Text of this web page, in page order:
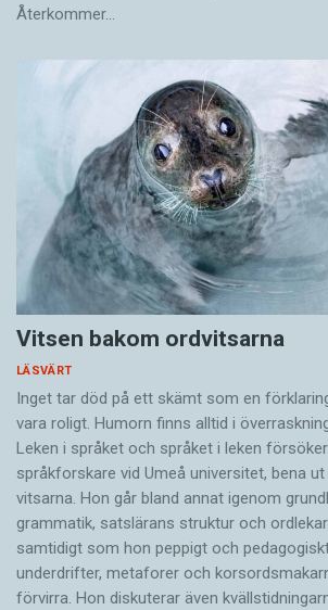
Återkommer…
Vitsen bakom ordvitsarna
LÄSVÄRT
Inget tar död på ett skämt som en
vara roligt. Humorn finns alltid i
Leken i språket och språket i leken
språkforskare vid Umeå universitet, bena
vitsarna. Hon går bland annat igenom
grammatik, satslärans struktur och
samtidigt som hon peppigt och
underdrifter, meta­forer och
förvirra. Hon diskuterar även